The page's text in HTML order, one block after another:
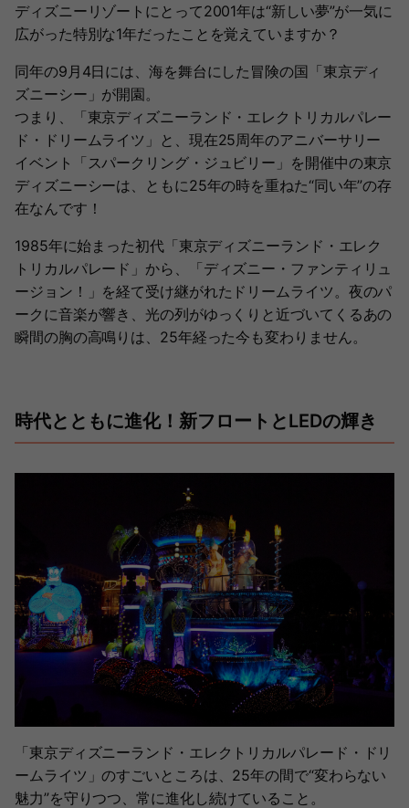
ディズニーリゾートにとって2001年は“新しい夢”が一気に
広がった特別な1年だったことを覚えていますか？
同年の9月4日には、海を舞台にした冒険の国「東京ディ
ズニーシー」が開園。
つまり、「東京ディズニーランド・エレクトリカルパレー
ド・ドリームライツ」と、現在25周年のアニバーサリー
イベント「スパークリング・ジュビリー」を開催中の東京
ディズニーシーは、ともに25年の時を重ねた“同い年”の存
在なんです！
1985年に始まった初代「東京ディズニーランド・エレク
トリカルパレード」から、「ディズニー・ファンティリュ
ージョン！」を経て受け継がれたドリームライツ。夜のパ
ークに音楽が響き、光の列がゆっくりと近づいてくるあの
瞬間の胸の高鳴りは、25年経った今も変わりません。
時代とともに進化！新フロートとLEDの輝き
「東京ディズニーランド・エレクトリカルパレード・ドリ
ームライツ」のすごいところは、25年の間で“変わらない
魅力”を守りつつ、常に進化し続けていること。